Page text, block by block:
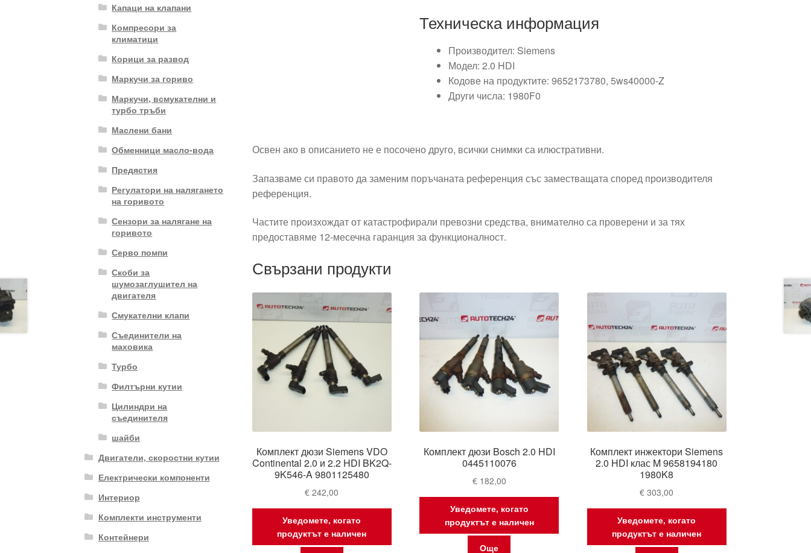
Техническа информация
Производител: Siemens
Модел: 2.0 HDI
Кодове на продуктите: 9652173780, 5ws40000-Z
Други числа: 1980F0
Освен ако в описанието не е посочено друго, всички снимки са илюстративни.
Запазваме си правото да заменим поръчаната референция със заместващата според производителя
референция.
Частите произхождат от катастрофирали превозни средства, внимателно са проверени и за тях
предоставяме 12-месечна гаранция за функционалност.
Свързани продукти
Комплект дюзи Siemens VDO
Continental 2.0 и 2.2 HDI BK2Q-
9K546-A 9801125480
€ 242,00
Уведомете, когато
продуктът е наличен
Комплект дюзи Bosch 2.0 HDI
0445110076
€182,00
Уведомете, когато
продуктът е наличен
Още
Комплект инжектори Siemens
2.0 HDI клас M 9658194180
1980K8
€ 303,00
Уведомете, когато
продуктът е наличен
Капаци на клапани
Компресори за
климатици
Корици за развод
Маркучи за гориво
Маркучи, всмукателни и
турбо тръби
Маслени бани
Обменници масло-вода
Предястия
Регулатори на налягането
на горивото
Сензори за налягане на
горивото
Серво помпи
Скоби за
шумозаглушител на
двигателя
Смукателни клапи
Съединители на
маховика
Турбо
Филтърни кутии
Цилиндри на
съединителя
шайби
Двигатели, скоростни кутии
Електрически компоненти
Интериор
Комплекти инструменти
Контейнери